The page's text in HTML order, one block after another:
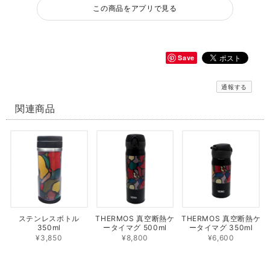
この商品をアプリで見る
Save
通報する
関連商品
ステンレスボトル
350ml
¥3,850
THERMOS 真空断熱ケ
ータイマグ 500ml
¥8,800
THERMOS 真空断熱ケ
ータイマグ 350ml
¥6,600